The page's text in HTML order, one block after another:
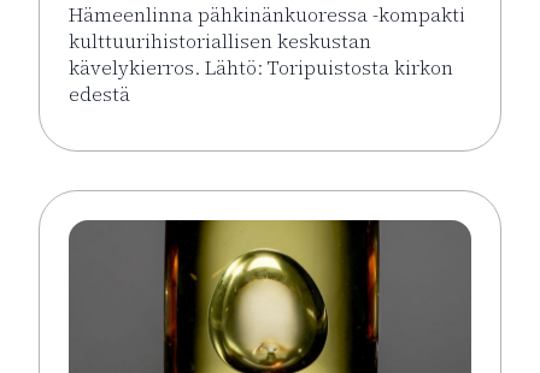
Hämeenlinna pähkinänkuoressa -kompakti
kulttuurihistoriallisen keskustan
kävelykierros. Lähtö: Toripuistosta kirkon
edestä
Lue lisää tapahtumasta Hämeenlinna